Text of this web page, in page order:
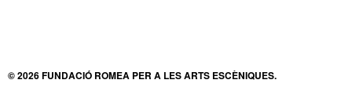
© 2026 FUNDACIÓ ROMEA PER A LES ARTS ESCÈNIQUES.